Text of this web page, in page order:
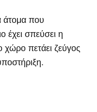
άτομα που
έχει σπεύσει η
πετάει ζεύγος